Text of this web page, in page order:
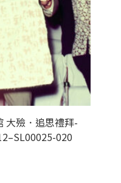
大殮．追思禮拜-
020